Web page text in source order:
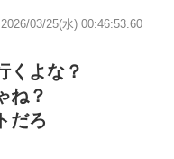
2026/03/25(水) 00:46:53.60
くよな？
ね？
だろ